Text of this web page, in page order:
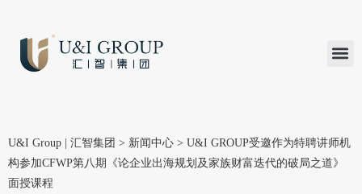
U&I Group | 汇智集团 > 新闻中心 > U&I GROUP受邀作为特聘讲师机
构参加CFWP第八期《论企业出海规划及家族财富迭代的破局之道》
面授课程